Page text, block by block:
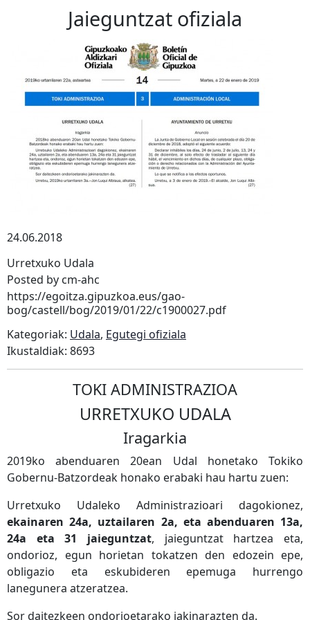
Jaieguntzat ofiziala
24.06.2018
Urretxuko Udala
Posted by cm-ahc
https://egoitza.gipuzkoa.eus/gao-
bog/castell/bog/2019/01/22/c1900027.pdf
Kategoriak: Udala, Egutegi ofiziala
Ikustaldiak: 8693
TOKI ADMINISTRAZIOA
URRETXUKO UDALA
Iragarkia
2019ko abenduaren 20ean Udal honetako Tokiko
Gobernu-Batzordeak honako erabaki hau hartu zuen:
Urretxuko Udaleko Administrazioari dagokionez,
ekainaren 24a, uztailaren 2a, eta abenduaren 13a,
24a eta 31 jaieguntzat, jaieguntzat hartzea eta,
ondorioz, egun horietan tokatzen den edozein epe,
obligazio eta eskubideren epemuga hurrengo
lanegunera atzeratzea.
Sor daitezkeen ondorioetarako jakinarazten da.